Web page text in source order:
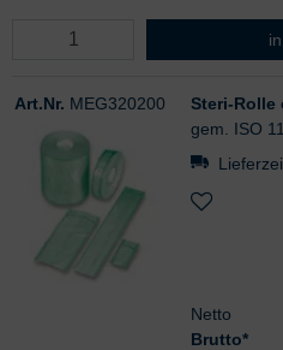
Art.Nr. MEG320200
Steri-Rolle
gem. ISO
Netto
Brutto*